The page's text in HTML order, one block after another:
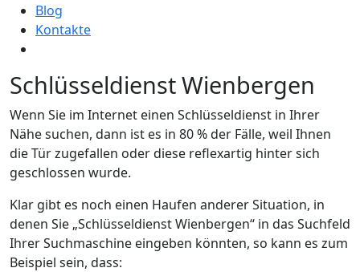
Blog
Kontakte
Schlüsseldienst Wienbergen
Wenn Sie im Internet einen Schlüsseldienst in Ihrer
Nähe suchen, dann ist es in 80 % der Fälle, weil Ihnen
die Tür zugefallen oder diese reflexartig hinter sich
geschlossen wurde.
Klar gibt es noch einen Haufen anderer Situation, in
denen Sie „Schlüsseldienst Wienbergen“ in das Suchfeld
Ihrer Suchmaschine eingeben könnten, so kann es zum
Beispiel sein, dass: